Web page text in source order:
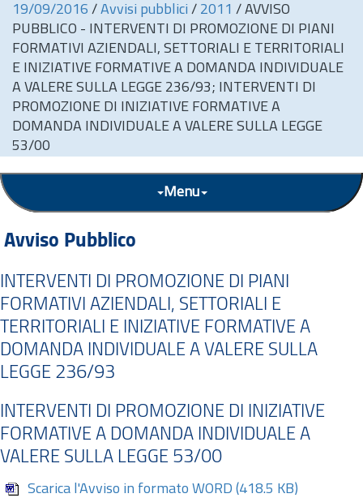
19/09/2016 / Avvisi pubblici / 2011 / AVVISO
PUBBLICO - INTERVENTI DI PROMOZIONE DI PIANI
FORMATIVI AZIENDALI, SETTORIALI E TERRITORIALI
E INIZIATIVE FORMATIVE A DOMANDA INDIVIDUALE
A VALERE SULLA LEGGE 236/93; INTERVENTI DI
PROMOZIONE DI INIZIATIVE FORMATIVE A
DOMANDA INDIVIDUALE A VALERE SULLA LEGGE
53/00
Menu
Avviso Pubblico
INTERVENTI DI PROMOZIONE DI PIANI
FORMATIVI AZIENDALI, SETTORIALI E
TERRITORIALI E INIZIATIVE FORMATIVE A
DOMANDA INDIVIDUALE A VALERE SULLA
LEGGE 236/93
INTERVENTI DI PROMOZIONE DI INIZIATIVE
FORMATIVE A DOMANDA INDIVIDUALE A
VALERE SULLA LEGGE 53/00
Scarica l'Avviso in formato WORD (418.5 KB)